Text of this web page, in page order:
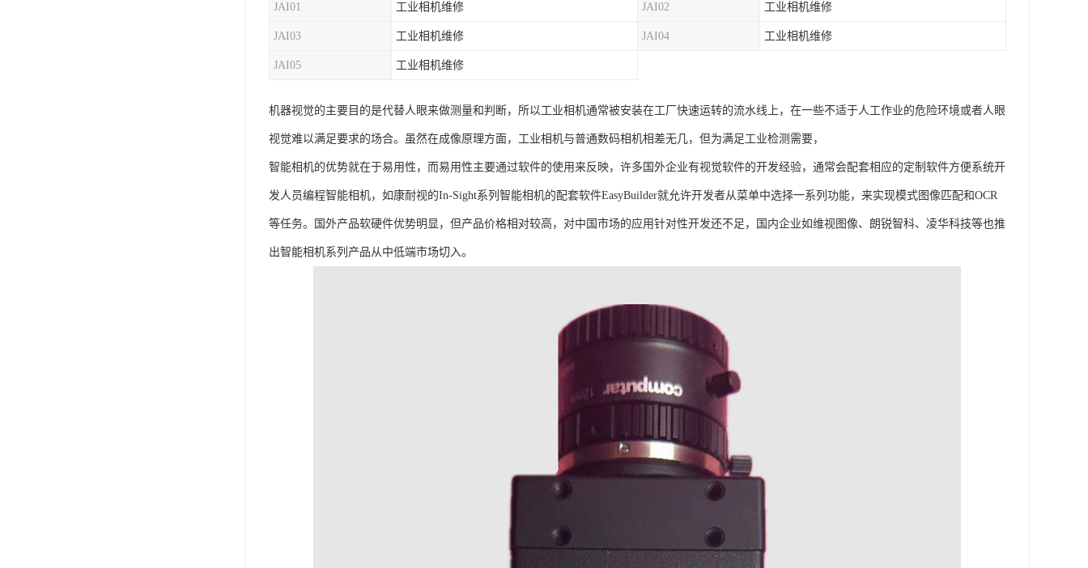
JAI01 工业相机维修 JAI02 工业相机维修
JAI03 工业相机维修 JAI04 工业相机维修
JAI05 工业相机维修
机器视觉的主要目的是代替人眼来做测量和判断，所以工业相机通常被安装在工厂快速运转的流水线上，在一些不适于人工作业的危险环境或者人眼
视觉难以满足要求的场合。虽然在成像原理方面，工业相机与普通数码相机相差无几，但为满足工业检测需要，
智能相机的优势就在于易用性，而易用性主要通过软件的使用来反映，许多国外企业有视觉软件的开发经验，通常会配套相应的定制软件方便系统开
发人员编程智能相机，如康耐视的In-Sight系列智能相机的配套软件EasyBuilder就允许开发者从菜单中选择一系列功能，来实现模式图像匹配和OCR
等任务。国外产品软硬件优势明显，但产品价格相对较高，对中国市场的应用针对性开发还不足，国内企业如维视图像、朗锐智科、凌华科技等也推
出智能相机系列产品从中低端市场切入。